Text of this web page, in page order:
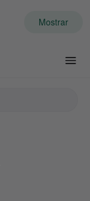
Mostrar